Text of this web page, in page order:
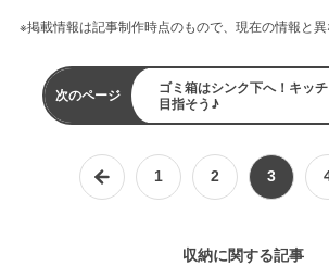
※掲載情報は記事制作時点のもので、現在の情報と異
次のページ
ゴミ箱はシンク下へ！キッ
目指そう♪
1 2 3
収納に関する記事